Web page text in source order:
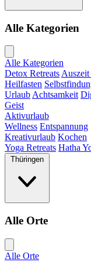
Alle Kategorien
Alle Kategorien
Detox Retreats
Heilfasten
Urlaub Achtsamkeit
Geist
Aktivurlaub
Wellness Entspannung
Kreativurlaub Kochen
Yoga Retreats Hatha
Thüringen
Alle Orte
Alle Orte